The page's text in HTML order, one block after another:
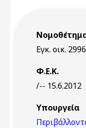
Εγκ. οικ.
Φ.Ε.Κ.
/-- 15.6.2012
Υπουργεία